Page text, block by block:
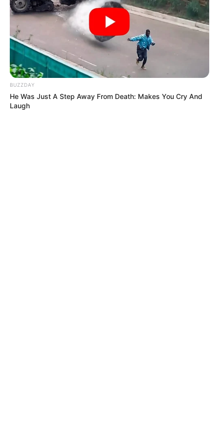
ALERTA BOGOTÁ EN GOOGLE NEWS
TEMAS RELACIONADOS
SUPERMERCADOS EN BOGOTÁ
BILLETES FALSOS
BANCO DE LA REPÚBLICA
BILLETE
BUZZDAY
He Was Just A Step Away From Death: Makes You Cry And
Laugh